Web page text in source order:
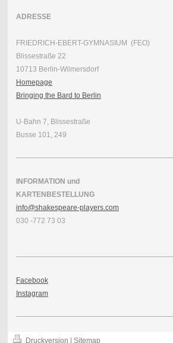
ADRESSE
FRIEDRICH-EBERT-GYMNASIUM (FEO)
Blissestraße 22
10713 Berlin-Wilmersdorf
Homepage
Bringing the Bard to Berlin
U-Bahn 7, Blissestraße
Busse 101, 249
INFORMATION und
KARTENBESTELLUNG
info@shakespeare-players.com
030 -772 73 03
Facebook
Instagram
Druckversion Sitemap